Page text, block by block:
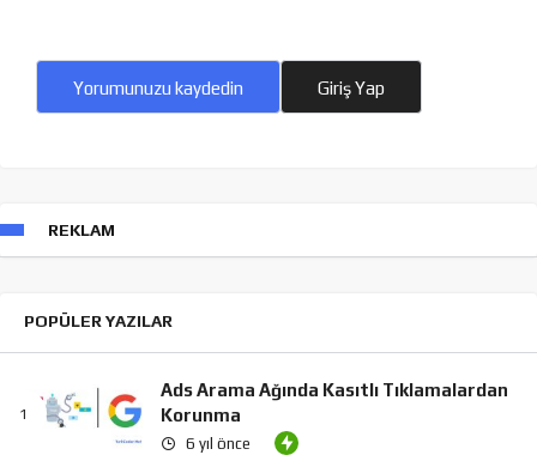
Yorumunuzu kaydedin Giriş Yap
REKLAM
POPÜLER YAZILAR
Ads Arama Ağında Kasıtlı Tıklamalardan
Korunma
6 yıl önce